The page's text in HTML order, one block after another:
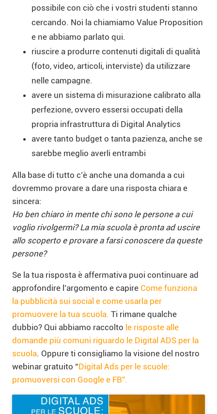
possibile con ciò che i vostri studenti stanno
cercando. Noi la chiamiamo Value Proposition
e ne abbiamo parlato qui.
riuscire a produrre contenuti digitali di qualità
(foto, video, articoli, interviste) da utilizzare
nelle campagne.
avere un sistema di misurazione calibrato alla
perfezione, ovvero essersi occupati della
propria infrastruttura di Digital Analytics
avere tanto budget o tanta pazienza, anche se
sarebbe meglio averli entrambi
Alla base di tutto c’è anche una domanda a cui
dovremmo provare a dare una risposta chiara e
sincera:
Ho ben chiaro in mente chi sono le persone a cui
voglio rivolgermi? La mia scuola è pronta ad uscire
allo scoperto e provare a farsi conoscere da queste
persone?
Se la tua risposta è affermativa puoi continuare ad
approfondire l’argomento e capire Come funziona
la pubblicità sui social e come usarla per
promuovere la tua scuola. Ti rimane qualche
dubbio? Qui abbiamo raccolto le risposte alle
domande più comuni riguardo le Digital ADS per la
scuola. Oppure ti consigliamo la visione del nostro
webinar gratuito “Digital Ads per le scuole:
promuoversi con Google e FB”.